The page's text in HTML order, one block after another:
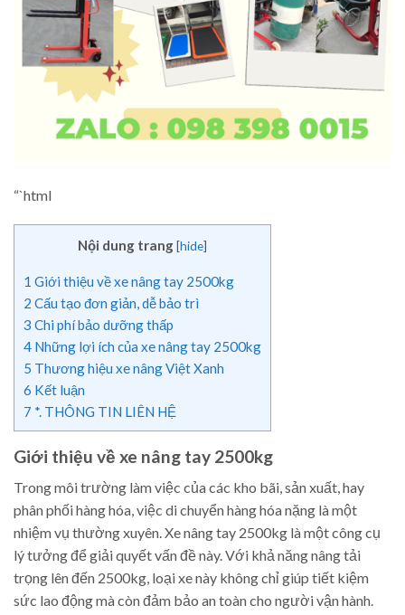
“`html
Nội dung trang[hide]
1 Giới thiệu về xe nâng tay 2500kg
2 Cấu tạo đơn giản, dễ bảo trì
3 Chi phí bảo dưỡng thấp
4 Những lợi ích của xe nâng tay 2500kg
5 Thương hiệu xe nâng Việt Xanh
6 Kết luận
7 *. THÔNG TIN LIÊN HỆ
Giới thiệu về xe nâng tay 2500kg
Trong môi trường làm việc của các kho bãi, sản xuất, hay
phân phối hàng hóa, việc di chuyển hàng hóa nặng là một
nhiệm vụ thường xuyên. Xe nâng tay 2500kg là một công cụ
lý tưởng để giải quyết vấn đề này. Với khả năng nâng tải
trọng lên đến 2500kg, loại xe này không chỉ giúp tiết kiệm
sức lao động mà còn đảm bảo an toàn cho người vận hành.